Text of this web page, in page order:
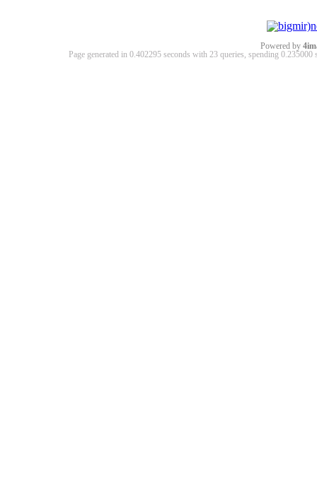
Powered by
Page generated in 0.402295 seconds with 23 queries, spending